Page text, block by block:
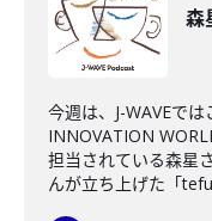
森
今週は、J-WAVEで
INNOVATION
担当されている森星
んが立ち上げた「